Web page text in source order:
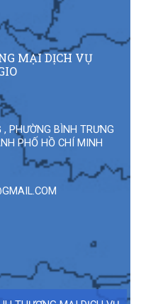
MẠI DỊCH VỤ
PHƯỜNG BÌNH TRƯNG
PHỐ HỒ CHÍ MINH